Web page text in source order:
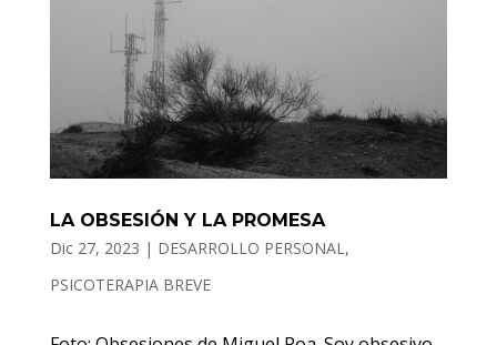
LA OBSESIÓN Y LA PROMESA
Dic 27, 2023 | DESARROLLO PERSONAL ,
PSICOTERAPIA BREVE